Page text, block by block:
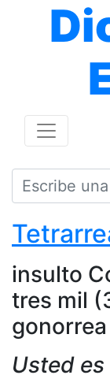
insulto
tres mil
gonorrea
Usted